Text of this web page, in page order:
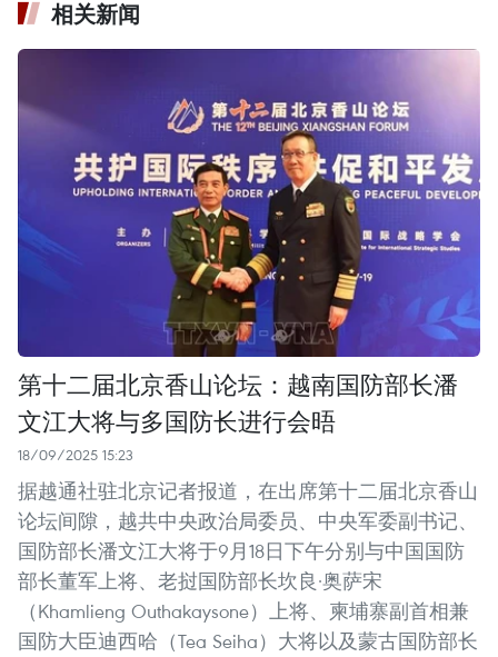
相关新闻
第十二届北京香山论坛：越南国防部长潘
文江大将与多国防长进行会晤
18/09/2025 15:23
据越通社驻北京记者报道，在出席第十二届北京香山
论坛间隙，越共中央政治局委员、中央军委副书记、
国防部长潘文江大将于9月18日下午分别与中国国防
部长董军上将、老挝国防部长坎良·奥萨宋
（Khamlieng Outhakaysone）上将、柬埔寨副首相兼
国防大臣迪西哈（Tea Seiha）大将以及蒙古国防部长